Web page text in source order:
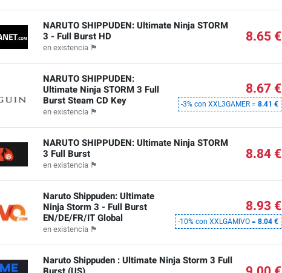
NARUTO SHIPPUDEN: Ultimate Ninja STORM
3 - Full Burst HD
en existencia 🏴
8.65 €
NARUTO SHIPPUDEN:
Ultimate Ninja STORM 3 Full
Burst Steam CD Key
en existencia 🏴
8.67 €
-3% con XXL3GAMER = 8.41 €
NARUTO SHIPPUDEN: Ultimate Ninja STORM
3 Full Burst
en existencia 🏴
8.84 €
Naruto Shippuden: Ultimate
Ninja Storm 3 - Full Burst
EN/DE/FR/IT Global
en existencia 🏴
8.93 €
-10% con XXLGAMIVO = 8.04 €
Naruto Shippuden : Ultimate Ninja Storm 3 Full